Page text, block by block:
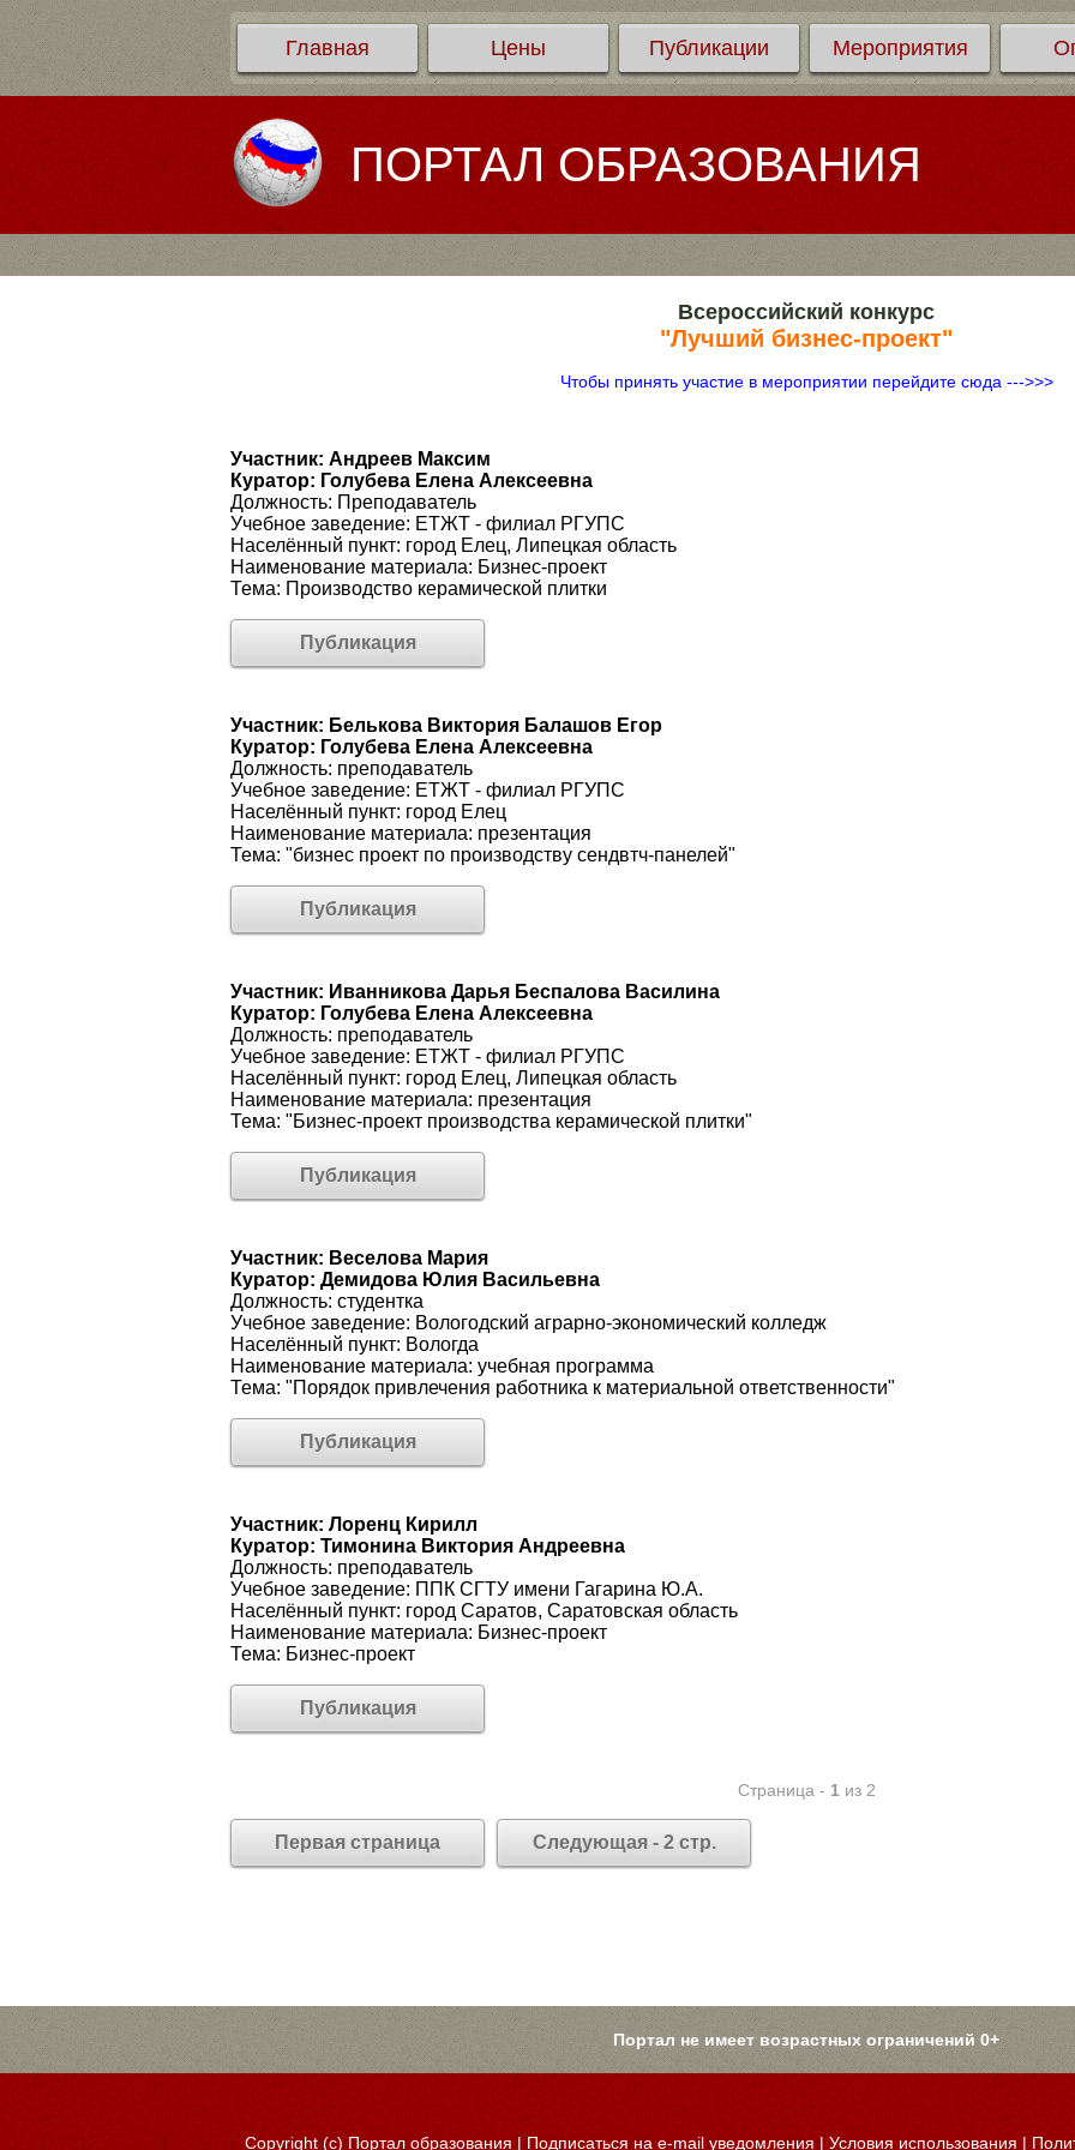
Главная Цены Публикации Мероприятия
ПОРТАЛ ОБРАЗОВАНИЯ
Всероссийский конкурс
"Лучший бизнес-проект"
Чтобы принять участие в мероприятии перейдите сюда --->>>
Участник: Андреев Максим
Куратор: Голубева Елена Алексеевна
Должность: Преподаватель
Учебное заведение: ЕТЖТ - филиал РГУПС
Населённый пункт: город Елец, Липецкая область
Наименование материала: Бизнес-проект
Тема: Производство керамической плитки
Публикация
Участник: Белькова Виктория Балашов Егор
Куратор: Голубева Елена Алексеевна
Должность: преподаватель
Учебное заведение: ЕТЖТ - филиал РГУПС
Населённый пункт: город Елец
Наименование материала: презентация
Тема: "бизнес проект по производству сендвтч-панелей"
Публикация
Участник: Иванникова Дарья Беспалова Василина
Куратор: Голубева Елена Алексеевна
Должность: преподаватель
Учебное заведение: ЕТЖТ - филиал РГУПС
Населённый пункт: город Елец, Липецкая область
Наименование материала: презентация
Тема: "Бизнес-проект производства керамической плитки"
Публикация
Участник: Веселова Мария
Куратор: Демидова Юлия Васильевна
Должность: студентка
Учебное заведение: Вологодский аграрно-экономический колледж
Населённый пункт: Вологда
Наименование материала: учебная программа
Тема: "Порядок привлечения работника к материальной ответственности"
Публикация
Участник: Лоренц Кирилл
Куратор: Тимонина Виктория Андреевна
Должность: преподаватель
Учебное заведение: ППК СГТУ имени Гагарина Ю.А.
Населённый пункт: город Саратов, Саратовская область
Наименование материала: Бизнес-проект
Тема: Бизнес-проект
Публикация
Страница - 1 из 2
Первая страница Следующая - 2 стр.
Портал не имеет возрастных ограничений 0+
Copyright (c) Портал образования | Подписаться на e-mail уведомления |Условия использования |